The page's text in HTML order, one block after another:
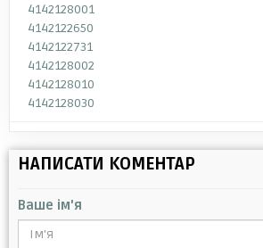
4142128001
4142122650
4142122731
4142128002
4142128010
4142128030
НАПИСАТИ КОМЕНТАР
Ваше ім'я